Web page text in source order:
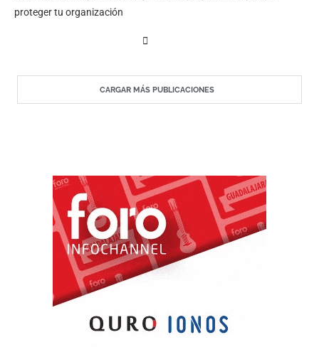
proteger tu organización
CARGAR MÁS PUBLICACIONES